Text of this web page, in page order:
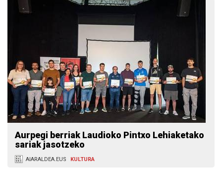
Aurpegi berriak Laudioko Pintxo Lehiaketako
sariak jasotzeko
AIARALDEA.EUS KULTURA